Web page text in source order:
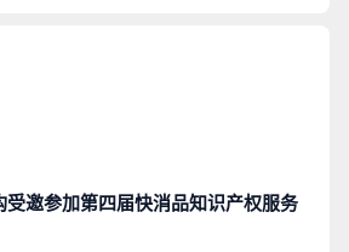
受邀参加第四届快消品知识产权服务